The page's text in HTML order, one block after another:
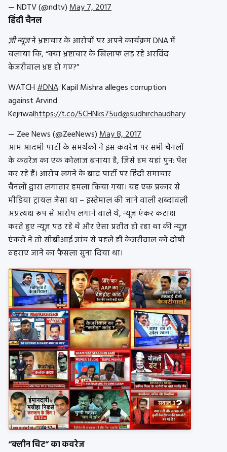
— NDTV (@ndtv)May 7, 2017
हिंदी चैनल
ज़ी न्यूजने भ्रष्टाचार के आरोपों पर अपने कार्यक्रम DNA में
चलाया कि, “क्या भ्रष्टाचार के खिलाफ लड़ रहे अरविंद
केजरीवाल भ्रष्ट हो गए?”
WATCH#DNA: Kapil Mishra alleges corruption
against Arvind
Kejriwalhttps://t.co/5CHNks75ud@sudhirchaudhary
— Zee News (@ZeeNews)May 8, 2017
आम आदमी पार्टी के समर्थकों ने इस कवरेज पर सभी चैनलों
के कवरेज का एक कोलाज बनाया है, जिसे हम यहां पुन: पेश
कर रहे हैं। आरोप लगने के बाद पार्टी पर हिंदी समाचार
चैनलों द्वारा लगातार हमला किया गया। यह एक प्रकार से
मीडिया ट्रायल जैसा था – इस्तेमाल की जाने वाली शब्दावली
अप्रत्यक्ष रूप से आरोप लगाने वाले थे, न्यूज़ एंकर कटाक्ष
करते हुए न्यूज़ पढ़ रहे थे और ऐसा प्रतीत हो रहा था की न्यूज़
एंकरों ने तो सीबीआई जांच से पहले ही केजरीवाल को दोषी
ठहराए जाने का फैसला सुना दिया था।
“क्लीन चिट” का कवरेज